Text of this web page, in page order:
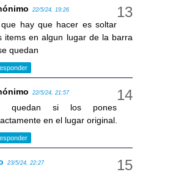
22/5/24, 19:26
hay que hacer es soltar
items en algun lugar de la barra
quedan
22/5/24, 21:57
quedan si los pones
en el lugar original.
23/5/24, 22:27